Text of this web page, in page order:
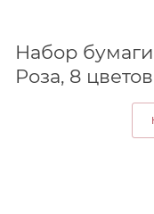
Набор
Роза, 8